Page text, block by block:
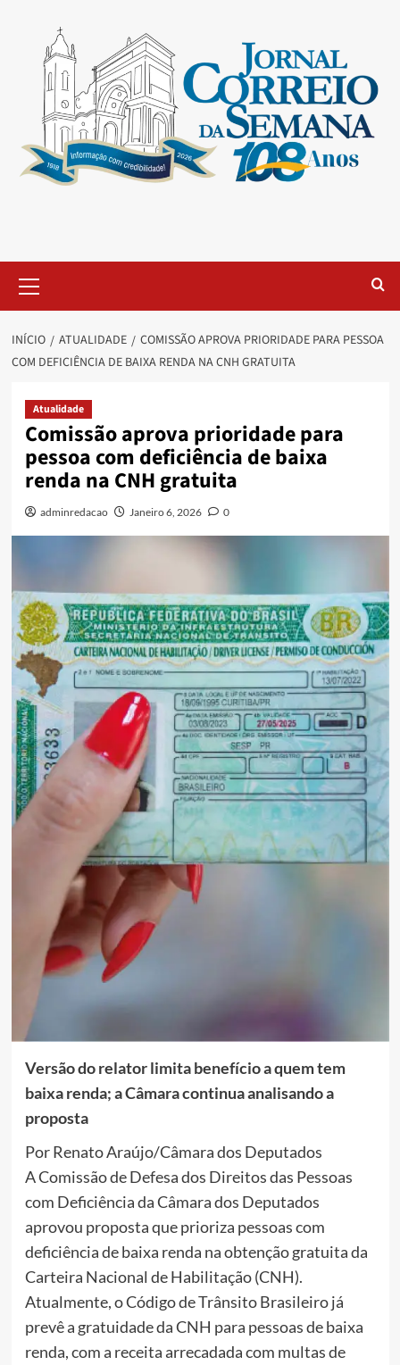
INÍCIO ATUALIDADE
COMISSÃO APROVA PRIORIDADE PARA PESSOA
COM DEFICIÊNCIA DE BAIXA RENDA NA CNH GRATUITA
Atualidade
Comissão aprova prioridade para
pessoa com deficiência de baixa
renda na CNH gratuita
adminredacao Janeiro 6, 2026 0
Versão do relator limita benefício a quem tem
baixa renda; a Câmara continua analisando a
proposta
Por Renato Araújo/Câmara dos Deputados
A Comissão de Defesa dos Direitos das Pessoas
com Deficiência da Câmara dos Deputados
aprovou proposta que prioriza pessoas com
deficiência de baixa renda na obtenção gratuita da
Carteira Nacional de Habilitação (CNH).
Atualmente, o Código de Trânsito Brasileiro já
prevê a gratuidade da CNH para pessoas de baixa
renda, com a receita arrecadada com multas de